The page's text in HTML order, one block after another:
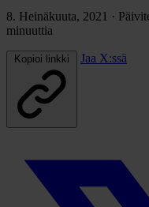
8. Heinäkuuta, 2021 ·
minuuttia
Kopioi linkki Jaa X:ssä